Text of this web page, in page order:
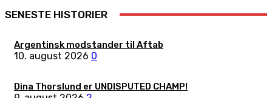
SENESTE HISTORIER
Argentinsk modstander til Aftab
10. august 2026 0
Dina Thorslund er UNDISPUTED CHAMP!